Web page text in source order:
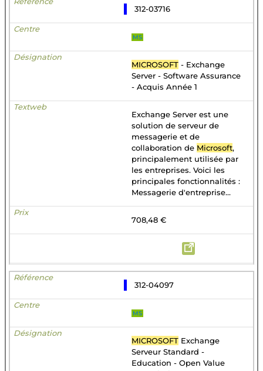
312-03716
MS
MICROSOFT - Exchange
Server - Software Assurance
- Acquis Année 1
Exchange Server est une
solution de serveur de
messagerie et de
collaboration de Microsoft,
principalement utilisée par
les entreprises. Voici les
principales fonctionnalités :
Messagerie d'entreprise...
708,48 €
312-04097
MS
MICROSOFT Exchange
Serveur Standard -
Education - Open Value